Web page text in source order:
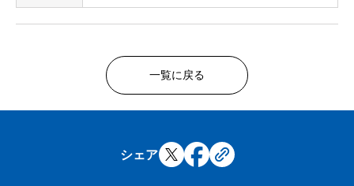
一覧に戻る
シェア